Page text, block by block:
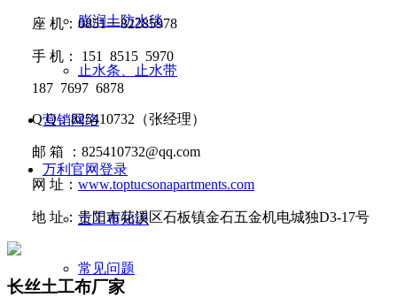
膨润土防水毯
止水条、止水带
营销网络
万利官网登录
土工布知识
常见问题
座 机： 0851一82285978
手 机： 151 8515 5970
187 7697 6878
Q Q：825410732 （张经理）
邮 箱 ： 825410732@qq.com
网 址： www.toptucsonapartments.com
地 址：贵阳市花溪区石板镇金石五金机电城独D3-17号
长丝土工布厂家